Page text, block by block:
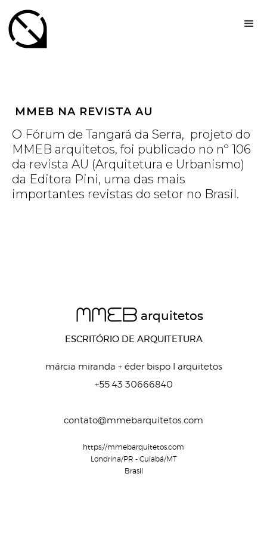
MMEB NA REVISTA AU
O Fórum de Tangará da Serra, projeto do
MMEB arquitetos, foi publicado no nº 106
da revista AU (Arquitetura e Urbanismo)
da Editora Pini, uma das mais
importantes revistas do setor no Brasil.
MMEB arquitetos
ESCRITÓRIO DE ARQUITETURA
márcia miranda + éder bispo I arquitetos
+55 43 30666840
contato@mmebarquitetos.com
https://mmebarquitetos.com
Londrina/PR - Cuiabá/MT
Brasil